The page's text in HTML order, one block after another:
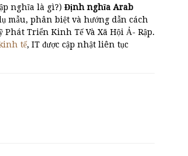
nghĩa là gì?) Định nghĩa Arab
mẫu, phân biệt và hướng dẫn cách
Triển Kinh Tế Và Xã Hội Ả- Rập.
tế, IT được cập nhật liên tục